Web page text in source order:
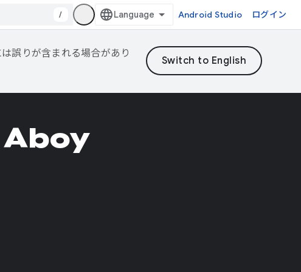
/ Android Studio ログイン
誤りが含まれる場合があり